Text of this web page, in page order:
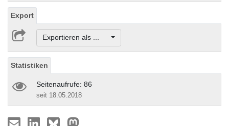
Export
Exportieren als ...
Statistiken
Seitenaufrufe: 86
seit 18.05.2018